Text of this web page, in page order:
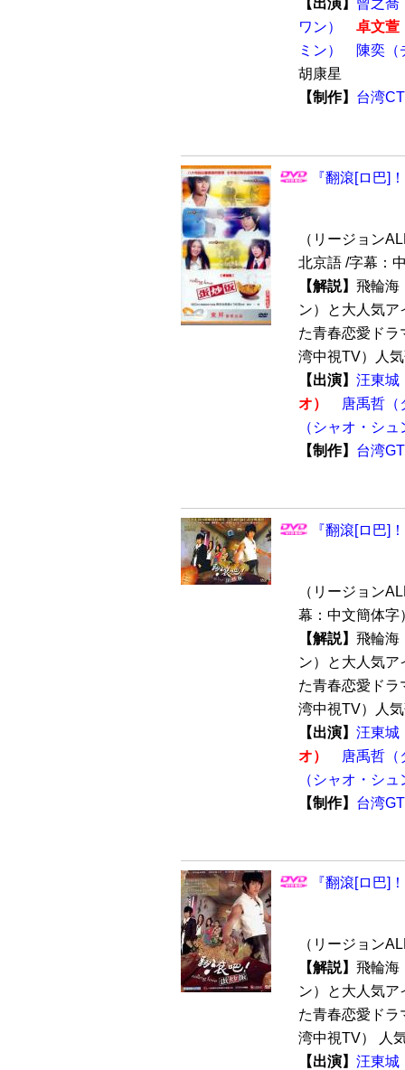
【出演】 曾之喬
ワン）
卓文萱
ミン）
陳奕（
胡康星
【制作】 台湾
『翻滾[ロ巴]
（リージョン
北京語 /字幕：
【解説】 飛輪海
ン）と大人気
た青春恋愛ドラ
湾中視TV）人
【出演】 汪東城
オ）
唐禹哲（
（シャオ・シュ
【制作】 台湾
『翻滾[ロ巴]
（リージョン
幕：中文簡体字
【解説】 飛輪海
ン）と大人気
た青春恋愛ドラ
湾中視TV）人
【出演】 汪東城
オ）
唐禹哲（
（シャオ・シュ
【制作】 台湾
『翻滾[ロ巴]
（リージョン
【解説】 飛輪海
ン）と大人気
た青春恋愛ドラ
湾中視TV） 人
【出演】 汪東城